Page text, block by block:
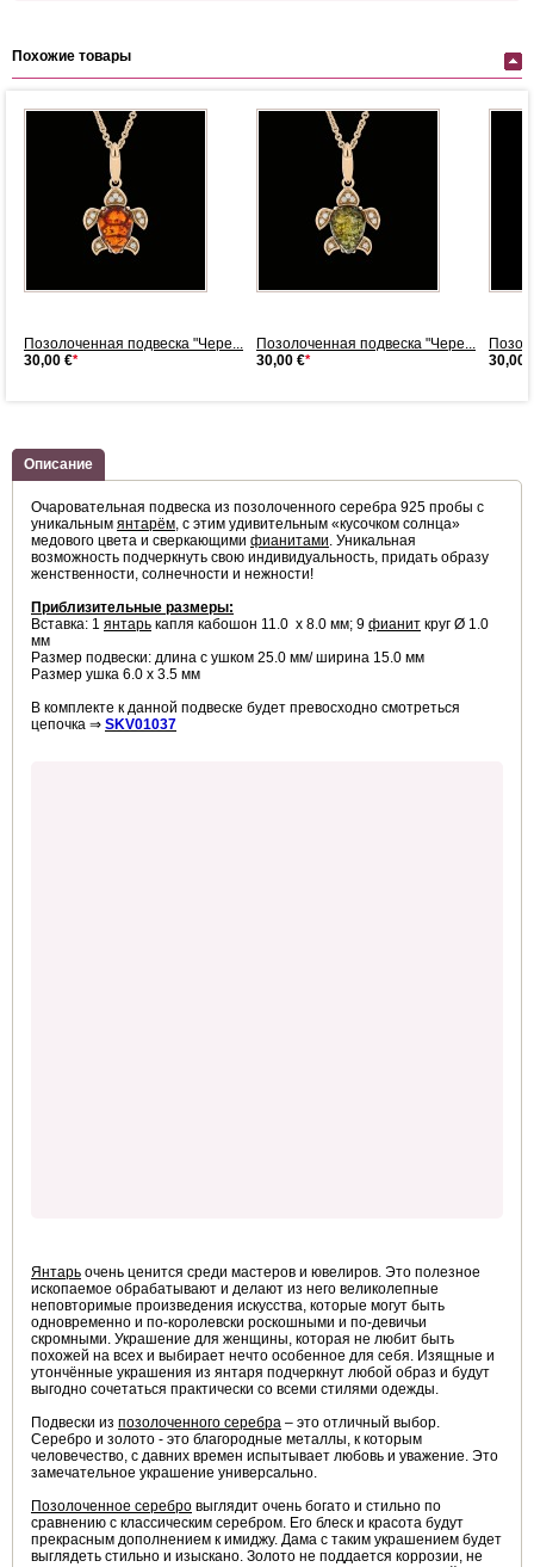
Похожие товары
Позолоченная подвеска "Чере...
30,00 €*
Позолоченная подвеска "Чере...
30,00 €*
30,00
Описание
Очаровательная подвеска из позолоченного серебра 925 пробы с
уникальным янтарём, с этим удивительным «кусочком солнца»
медового цвета и сверкающими фианитами. Уникальная
возможность подчеркнуть свою индивидуальность, придать образу
женственности, солнечности и нежности!
Приблизительные размеры:
Вставка: 1 янтарь капля кабошон 11.0 х 8.0 мм; 9 фианит круг Ø 1.0
мм
Размер подвески: длина с ушком 25.0 мм/ ширина 15.0 мм
Размер ушка 6.0 х 3.5 мм
В комплекте к данной подвеске будет превосходно смотреться
цепочка ⇒ SKV01037
Янтарь очень ценится среди мастеров и ювелиров. Это полезное
ископаемое обрабатывают и делают из него великолепные
неповторимые произведения искусства, которые могут быть
одновременно и по-королевски роскошными и по-девичьи
скромными. Украшение для женщины, которая не любит быть
похожей на всех и выбирает нечто особенное для себя. Изящные и
утончённые украшения из янтаря подчеркнут любой образ и будут
выгодно сочетаться практически со всеми стилями одежды.
Подвески из позолоченного серебра – это отличный выбор.
Серебро и золото - это благородные металлы, к которым
человечество, с давних времен испытывает любовь и уважение. Это
замечательное украшение универсально.
Позолоченное серебро выглядит очень богато и стильно по
сравнению с классическим серебром. Его блеск и красота будут
прекрасным дополнением к имиджу. Дама с таким украшением будет
выглядеть стильно и изыскано. Золото не поддается коррозии, не